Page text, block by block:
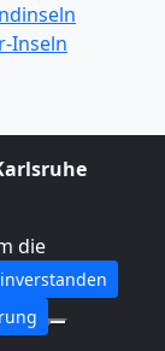
Inseln
die